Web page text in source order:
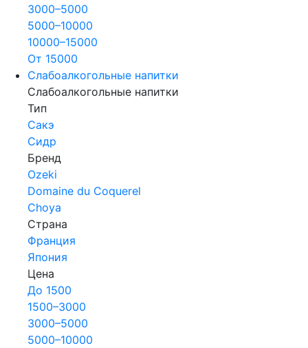
3000–5000
5000–10000
10000–15000
От 15000
Слабоалкогольные напитки
Слабоалкогольные напитки
Тип
Сакэ
Сидр
Бренд
Ozeki
Domaine du Coquerel
Choya
Страна
Франция
Япония
Цена
До 1500
1500–3000
3000–5000
5000–10000